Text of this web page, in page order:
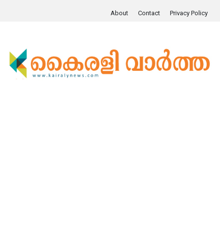
About Contact Privacy Policy